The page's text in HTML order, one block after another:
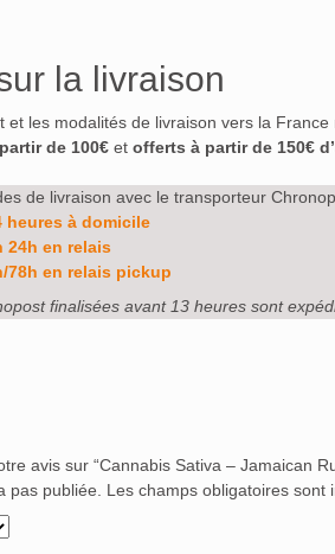
la livraison
et les modalités de livraison vers la France
de 100€ et offerts à partir de 150€
de livraison avec le transporteur
heures à domicile
24h en relais
78h en relais pickup
finalisées avant 13 heures sont
avis sur “Cannabis Sativa – Jamaican
pas publiée.
Les champs obligatoires sont